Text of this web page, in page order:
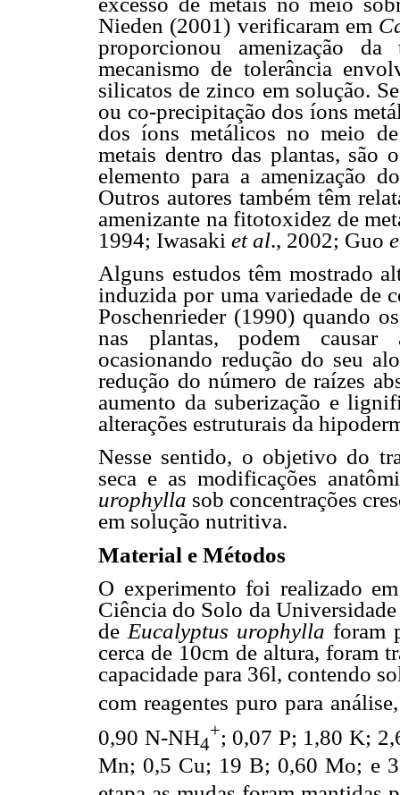
Nieden (2001) verificaram em
proporcionou amenização
mecanismo de tolerância
silicatos de zinco em solução.
ou co-precipitação dos íons
dos íons metálicos no meio
metais dentro das plantas, são
elemento para a amenização
Outros autores também têm
amenizante na fitotoxidez de
1994; Iwasaki et al., 2002; Guo
Alguns estudos têm mostrado
induzida por uma variedade de
Poschenrieder (1990) quando
nas plantas, podem causar
ocasionando redução do seu
redução do número de raízes
aumento da suberização e
alterações estruturais da
Nesse sentido, o objetivo do
seca e as modificações
urophylla sob concentrações
em solução nutritiva.
Material e Métodos
O experimento foi realizado
Ciência do Solo da
de Eucalyptus urophyllaforam
cerca de 10cm de altura, foram
capacidade para 36l, contendo
com reagentes puro para
0,90 N-NH4
+; 0,07 P; 1,80 K;
Mn; 0,5 Cu; 19 B; 0,60 Mo; e